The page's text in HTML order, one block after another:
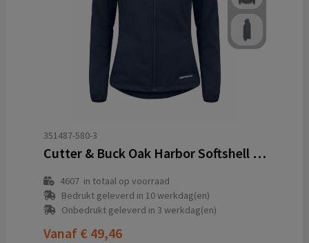
351487-580-3
Cutter & Buck Oak Harbor Softshell Jacket Dames
4607in totaal op voorraad
Bedrukt geleverd in 10 werkdag(en)
Onbedrukt geleverd in 3 werkdag(en)
Vanaf € 49,46